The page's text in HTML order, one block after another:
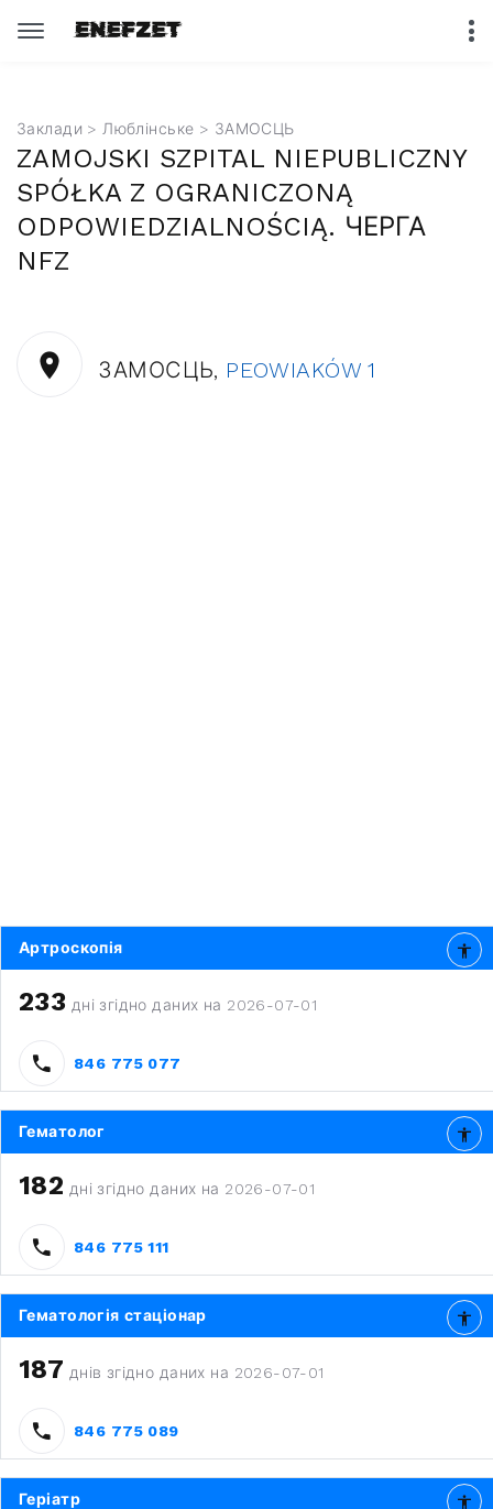
Заклади > Люблінське > ЗАМОСЦЬ
ZAMOJSKI SZPITAL NIEPUBLICZNY
SPÓŁKA Z OGRANICZONĄ
ODPOWIEDZIALNOŚCIĄ. ЧЕРГА
NFZ
ЗАМОСЦЬ, PEOWIAKÓW 1
Артроскопія
233 дні згідно даних на 2026-07-01
846 775 077
Гематолог
182 дні згідно даних на 2026-07-01
846 775 111
Гематологія стаціонар
187 днів згідно даних на 2026-07-01
846 775 089
Геріатр